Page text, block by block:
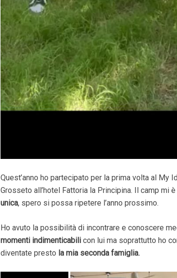
Quest’anno ho partecipato per la prima volta al My
Grosseto all’hotel Fattoria la Principina. Il camp mi
unica, spero si possa ripetere l’anno prossimo.
Ho avuto la possibilità di incontrare e conoscere
momenti indimenticabili con lui ma soprattutto ho
diventate presto la mia seconda famiglia.